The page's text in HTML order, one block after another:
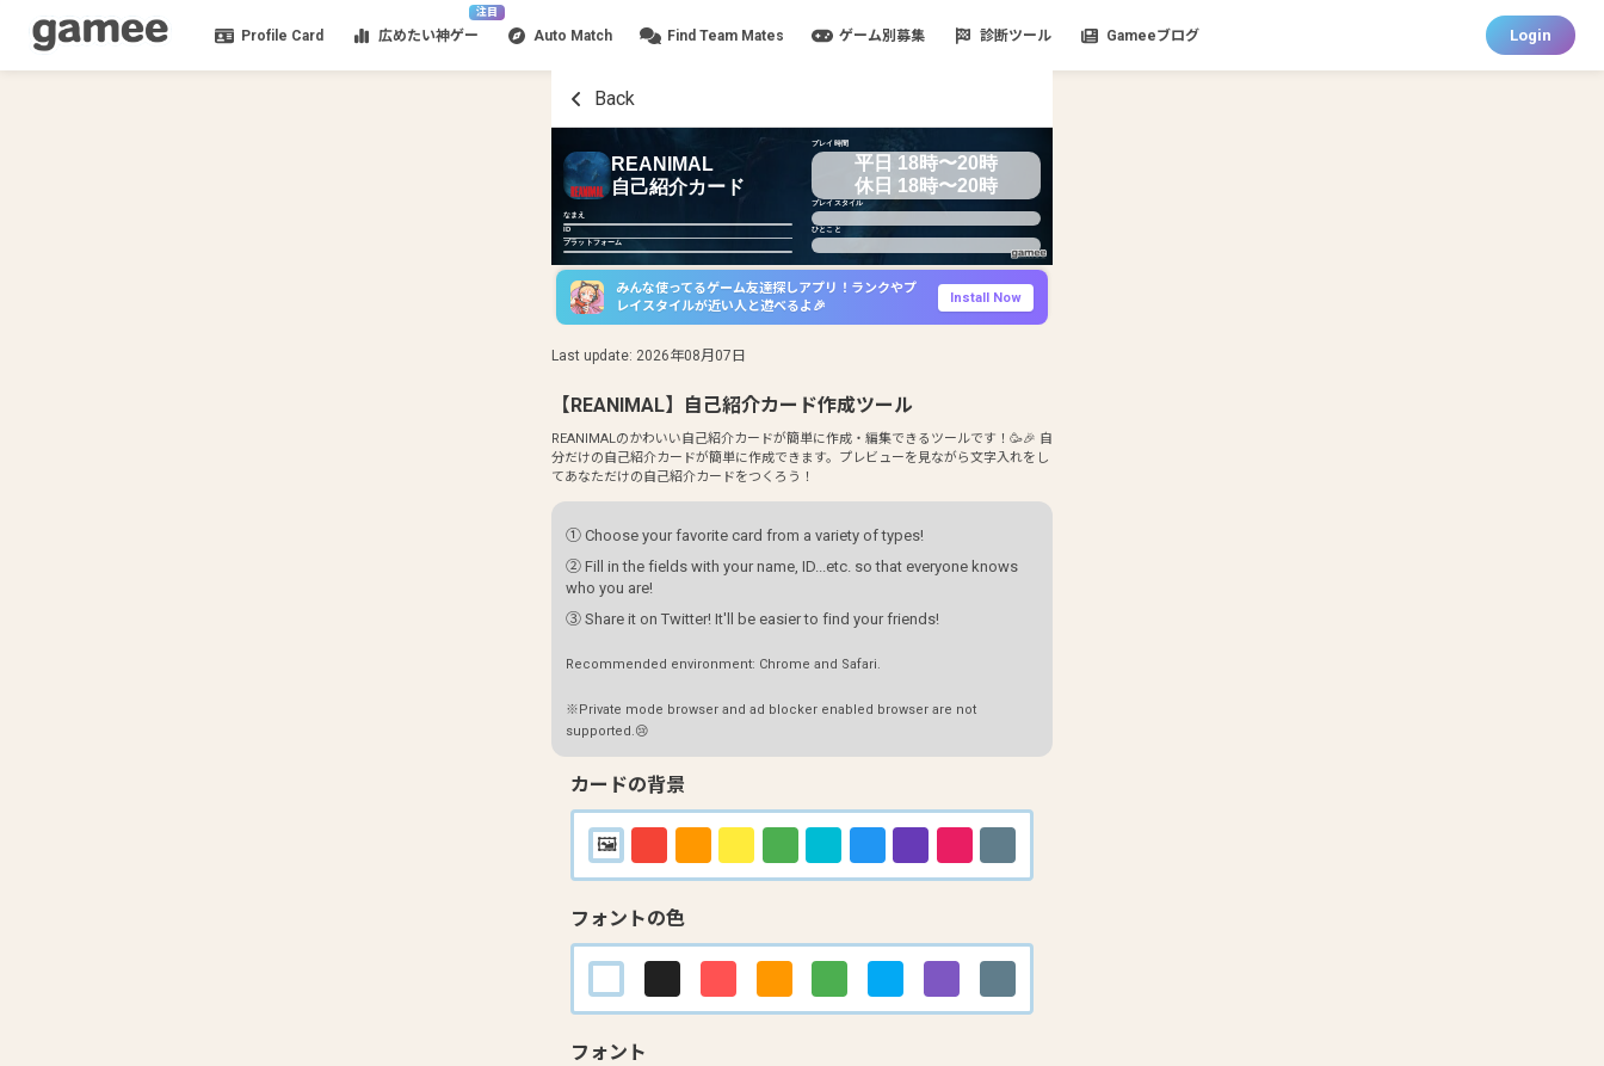
Profile Card
注目
広めたい神ゲー Auto Match Find Team Mates ゲーム別募集 診断ツール Gameeブログ Login
Back
REANIMAL
自己紹介カード
なまえ
ID
プラットフォーム
プレイ時間
平日 18時〜20時
休日 18時〜20時
プレイスタイル
ひとこと
みんな使ってるゲーム友達探しアプリ！ランクやプ
レイスタイルが近い人と遊べるよ🎉
Install Now
Last update: 2026年08月07日
【REANIMAL】自己紹介カード作成ツール
REANIMALのかわいい自己紹介カードが簡単に作成・編集できるツールです！🥳🎉 自
分だけの自己紹介カードが簡単に作成できます。プレビューを見ながら文字入れをし
てあなただけの自己紹介カードをつくろう！
① Choose your favorite card from a variety of types!
② Fill in the fields with your name, ID...etc. so that everyone knows
who you are!
③ Share it on Twitter! It'll be easier to find your friends!
Recommended environment: Chrome and Safari.
※Private mode browser and ad blocker enabled browser are not
supported.😢
カードの背景
フォントの色
フォント